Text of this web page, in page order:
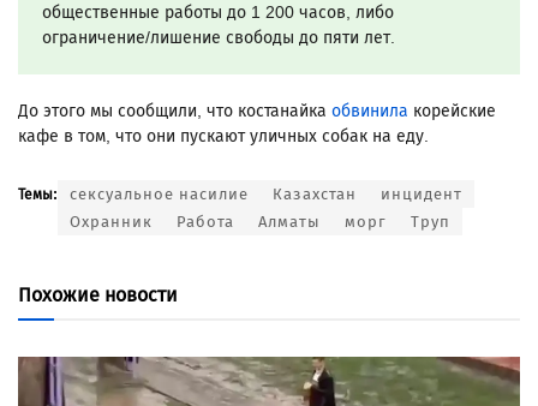
общественные работы до 1 200 часов, либо
ограничение/лишение свободы до пяти лет.
До этого мы сообщили, что костанайка обвинила корейские
кафе в том, что они пускают уличных собак на еду.
Темы: сексуальное насилие Казахстан
инцидент
Охранник
Работа Алматы морг Труп
Похожие новости